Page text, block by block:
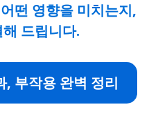
떤 영향을 미치는지,
드립니다.
부작용 완벽 정리